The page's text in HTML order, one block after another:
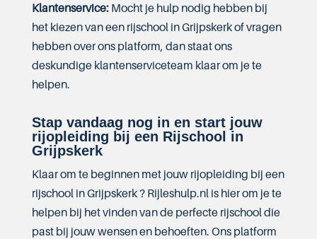
Klantenservice:Mocht je hulp nodig hebben bij
het kiezen van een rijschool in Grijpskerk of vragen
hebben over ons platform, dan staat ons
deskundige klantenserviceteam klaar om je te
helpen.
Stap vandaag nog in en start jouw
rijopleiding bij een Rijschool in
Grijpskerk
Klaar om te beginnen met jouw rijopleiding bij een
rijschool in Grijpskerk ? Rijleshulp.nl is hier om je te
helpen bij het vinden van de perfecte rijschool die
past bij jouw wensen en behoeften. Ons platform